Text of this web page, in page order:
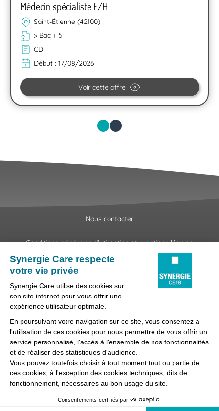
Médecin spécialiste F/H
Saint-Étienne (42100)
> Bac + 5
CDI
Début : 17/08/2026
Voir cette offre
Nous contacter
Conditions générales d'utilisation et mentions légales
Fraudes & Hameçonnages
Lanceur d'alertes
Préférences des cookies
Synergie Care, réseau d'agences d'emploi spécialisées dans
la délégation de personnel médical et paramédical, filiale du
groupe Synergie.